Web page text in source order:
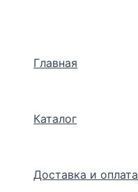
Главная
Каталог
Доставка и оплата